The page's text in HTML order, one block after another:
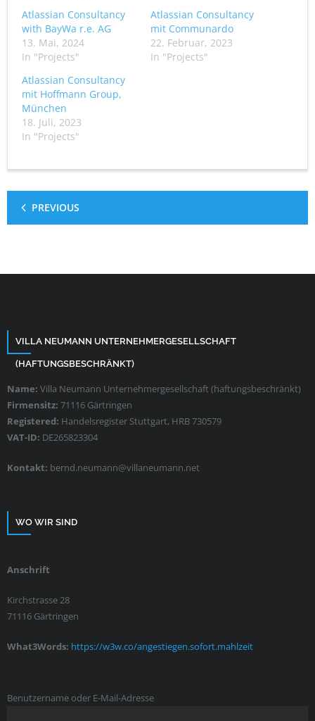
Atlassian Consultancy
with BayWa r.e. AG
13. Mai, 2024
In "Projects"
Atlassian Consultancy
mit Communardo
22. Februar, 2023
In "Projects"
Atlassian Consultancy
mit Hoffmann Group,
München
18. Juli, 2023
In "Projects"
PREVIOUS
VILLA NEUMANN UNTERNEHMERGESELLSCHAFT
(HAFTUNGSBESCHRÄNKT)
Name: Villa Neumann Unternehmergesellschaft (haftungsbeschränkt)
Firmensitz: 71116 Gärtringen
Registered: Handelsregister Stuttgart, HRB 730579
VAT-ID: DE265823304
Kontakt: bernd.neumann@villaneumann.net
WO WIR SIND
Anschrift
Kirchstrasse 28
71116 Gärtringen
What3Words: https://w3w.co/angestiegen.sofort.mahlzeit
Benutzername oder E-Mail-Adresse